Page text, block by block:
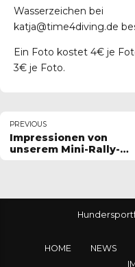
Wasserzeichen bei
katja@time4diving.de
Ein Foto kostet 4€ je
3€ je Foto.
PREVIOUS
Impressionen von
unserem Mini-Rally-
HOME NEWS